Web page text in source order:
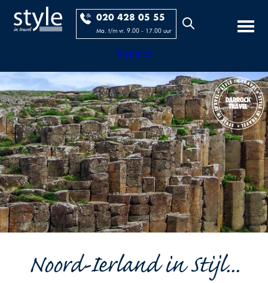
020 428 05 55
Ma. t/m vr. 9.00 - 17.00 uur
Trustpilot
Noord-Ierland in Stijl...